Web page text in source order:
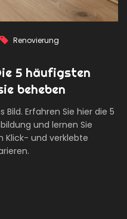
Renovierung
5 häufigsten
beheben
Erfahren Sie hier die 5
und lernen Sie
Klick- und verklebte